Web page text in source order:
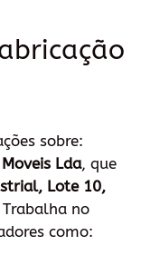
sobre:
Lda, que
Lote 10,
no
como: